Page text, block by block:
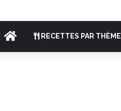
ACCUEILRECETTES PAR THÈME